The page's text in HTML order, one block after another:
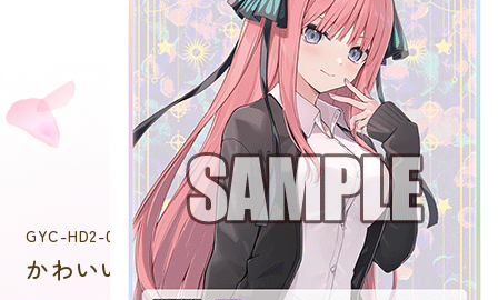
GYC-HD2-016
かわいい❤️決めポーズ